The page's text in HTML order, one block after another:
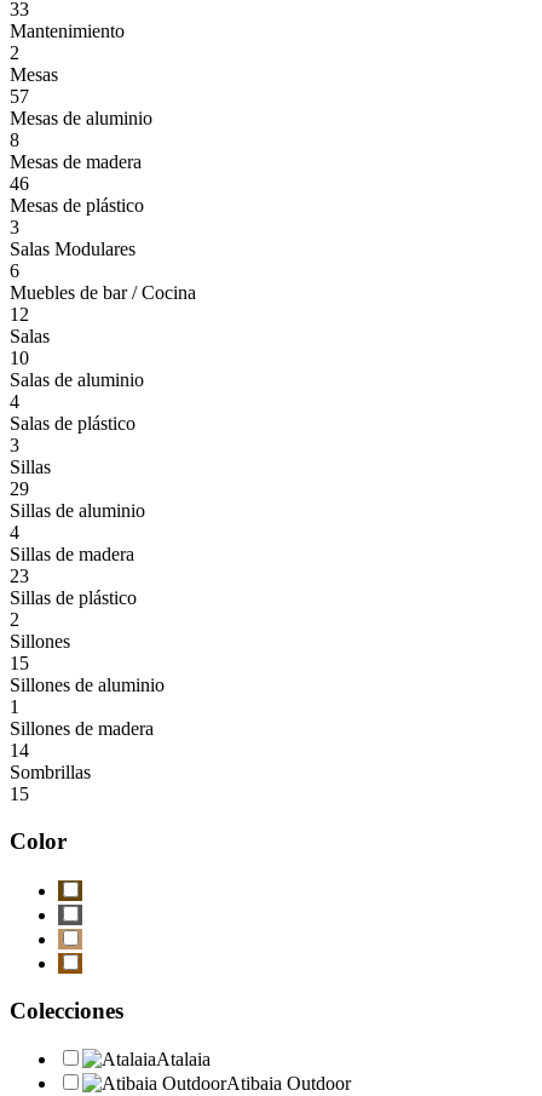
33
Mantenimiento
2
Mesas
57
Mesas de aluminio
8
Mesas de madera
46
Mesas de plástico
3
Salas Modulares
6
Muebles de bar / Cocina
12
Salas
10
Salas de aluminio
4
Salas de plástico
3
Sillas
29
Sillas de aluminio
4
Sillas de madera
23
Sillas de plástico
2
Sillones
15
Sillones de aluminio
1
Sillones de madera
14
Sombrillas
15
Color
Colecciones
Atalaia
Atibaia Outdoor